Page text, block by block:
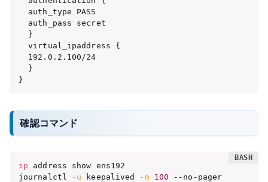
  auth_type PASS
  auth_pass secret
  }
  virtual_ipaddress {
  192.0.2.100/24
  }
}
確認コマンド
ip address show ens192
journalctl
-u keepalived -n 100 --no-pager